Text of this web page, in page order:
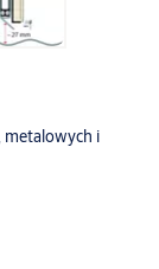
metalowych i